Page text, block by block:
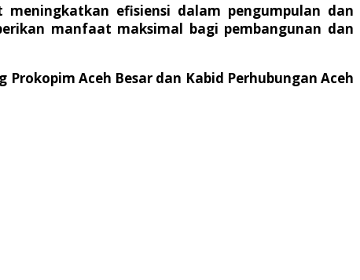
efisiensi dalam pengumpulan dan
manfaat maksimal bagi pembangunan dan
Aceh Besar dan Kabid Perhubungan Aceh